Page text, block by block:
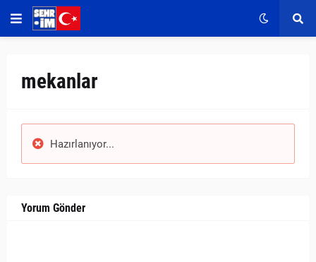
mekanlar
Hazırlanıyor...
Yorum Gönder